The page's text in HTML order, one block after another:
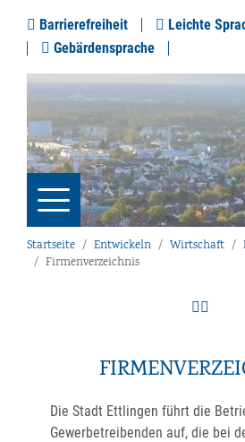
Barrierefreiheit
Leichte
Gebärdensprache
Startseite Entwickeln Wirtschaft
Firmenverzeichnis
Die Stadt Ettlingen führt die
Gewerbetreibenden auf, die bei